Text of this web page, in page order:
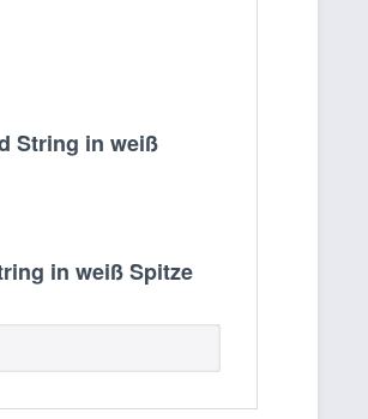
String in weiß
in weiß Spitze